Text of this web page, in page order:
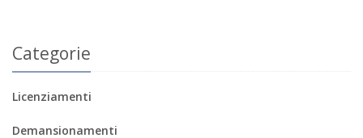
Categorie
Licenziamenti
Demansionamenti